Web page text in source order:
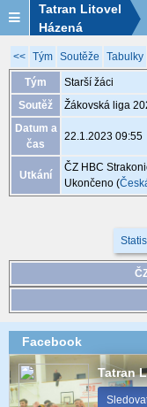
Tatran Litovel
Házená
<< Tým Soutěže Tabulky
Tým
Starší žáci
Soutěž
Žákovská liga
Datum a
čas
22.1.2023 09:55
Utkání
ČZ HBC
Ukončeno (
Facebook
Tatran